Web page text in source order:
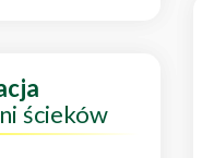
ścieków